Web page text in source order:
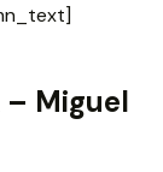
– Miguel